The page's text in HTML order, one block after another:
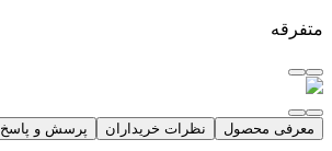
متفرقه
معرفی محصول نظرات خریداران پرسش و پاسخ